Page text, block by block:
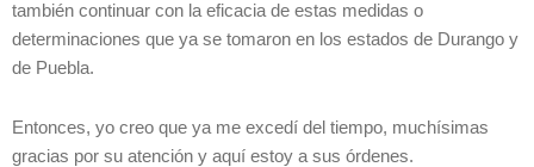
también continuar con la eficacia de estas medidas o
determinaciones que ya se tomaron en los estados de Durango y
de Puebla.
Entonces, yo creo que ya me excedí del tiempo, muchísimas
gracias por su atención y aquí estoy a sus órdenes.